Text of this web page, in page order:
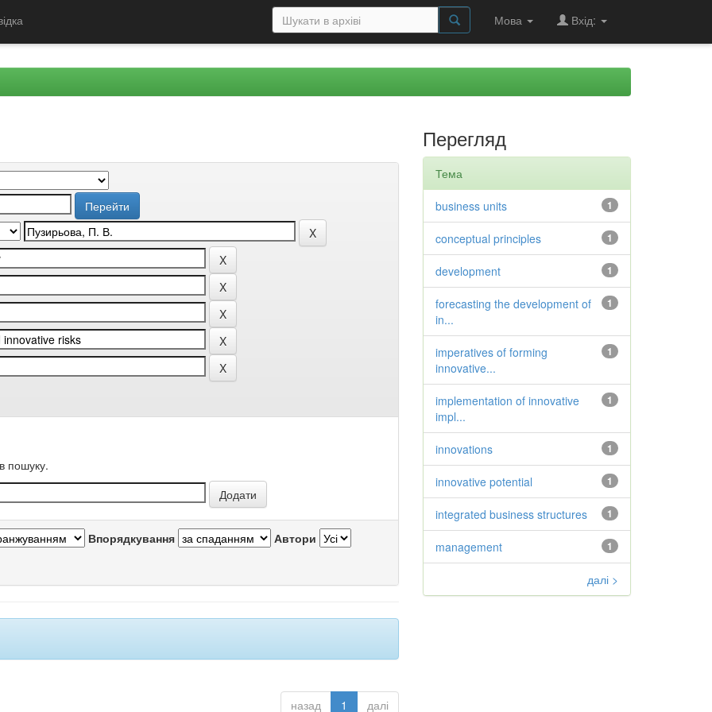
Мова Вхід:
пошуку.
Впорядкування Автори
назад 1 далі
Перегляд
Тема
1
business units
1
conceptual principles
1
development
1
forecasting the development of
in...
1
imperatives of forming
innovative...
1
implementation of innovative
impl...
1
innovations
1
innovative potential
1
integrated business structures
1
management
далі >